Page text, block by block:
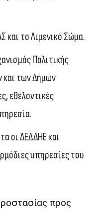
και το Λιμενικό Σώμα.
Πολιτικής
και των Δήμων
εθελοντικές
οι ΔΕΔΔΗΕ και
υπηρεσίες του
προς